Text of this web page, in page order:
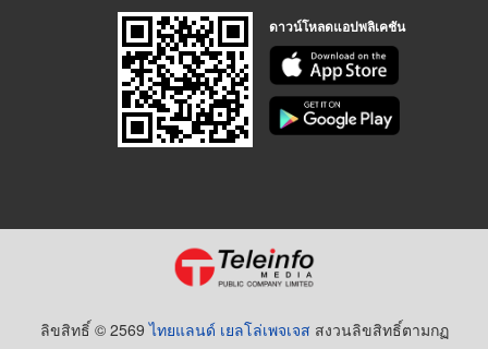
ดาวน์โหลดแอปพลิเคชัน
ลิขสิทธิ์ © 2569ไทยแลนด์ เยลโล่เพจเจส สงวนลิขสิทธิ์ตามกฏ